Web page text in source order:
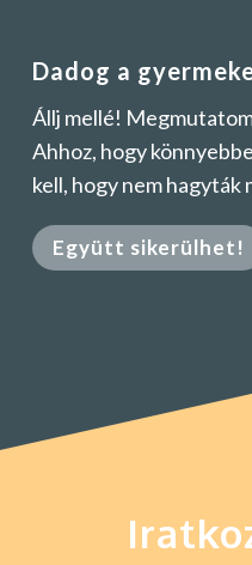
Dadog a
Állj mellé!
Ahhoz, hogy
kell, hogy nem hagyták
Együtt sikerülhet!